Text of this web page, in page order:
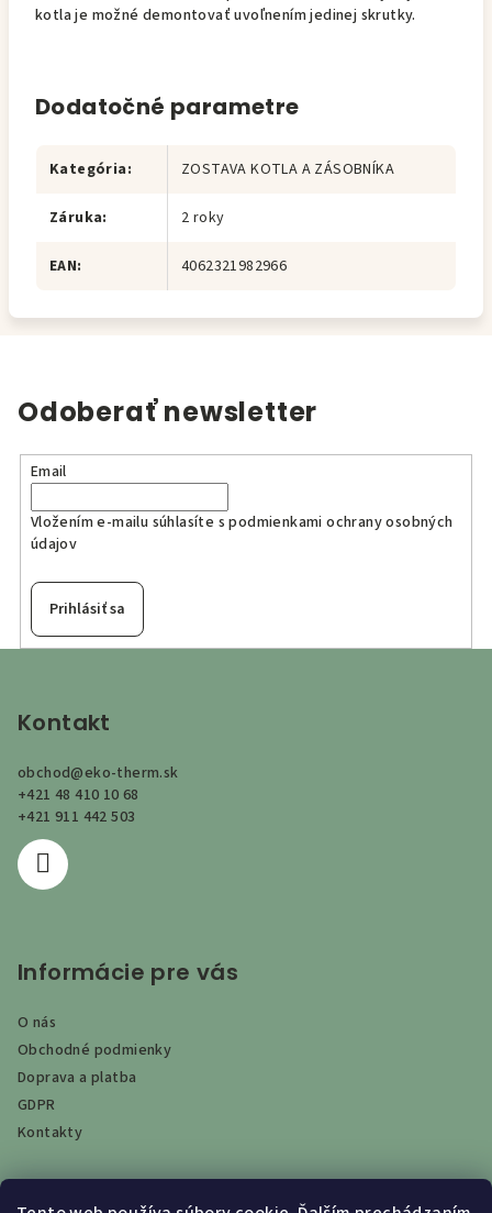
kotla je možné demontovať uvoľnením jedinej skrutky.
Dodatočné parametre
Kategória: ZOSTAVA KOTLA A ZÁSOBNÍKA
Záruka: 2 roky
EAN: 4062321982966
Odoberať newsletter
Email
Vložením e-mailu súhlasíte spodmienkami ochrany osobných
údajov
Prihlásiť sa
Kontakt
obchod@eko-therm.sk
+421 48 410 10 68
+421 911 442 503
Informácie pre vás
O nás
Obchodné podmienky
Doprava a platba
GDPR
Kontakty